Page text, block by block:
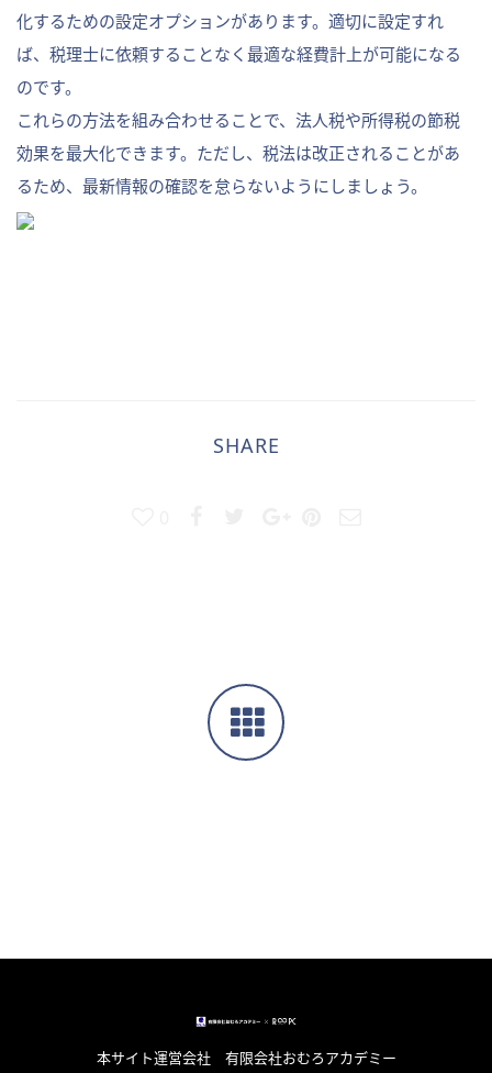
化するための設定オプションがあります。適切に設定すれ
ば、税理士に依頼することなく最適な経費計上が可能になる
のです。
これらの方法を組み合わせることで、法人税や所得税の節税
効果を最大化できます。ただし、税法は改正されることがあ
るため、最新情報の確認を怠らないようにしましょう。
SHARE
本サイト運営会社 有限会社おむろアカデミー